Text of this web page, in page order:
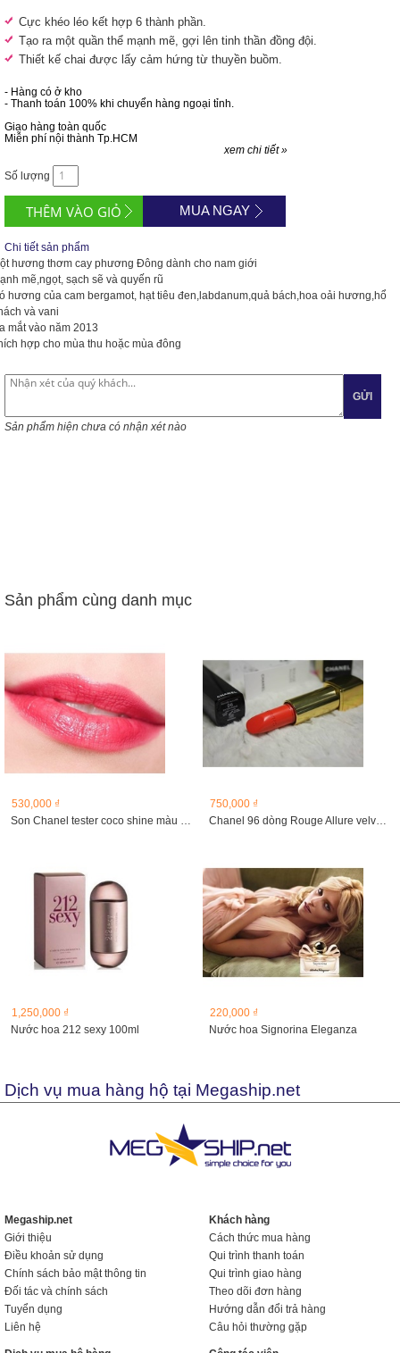
Cực khéo léo kết hợp 6 thành phần.
Tạo ra một quần thể mạnh mẽ, gợi lên tinh thần đồng đội.
Thiết kế chai được lấy cảm hứng từ thuyền buồm.
- Hàng có ở kho
- Thanh toán 100% khi chuyển hàng ngoại tỉnh.
Giao hàng toàn quốc
Miễn phí nội thành Tp.HCM
xem chi tiết »
Số lượng
MUA NGAY
Chi tiết sản phẩm
hương thơm cay phương Đông dành cho nam giới
mẽ,ngọt, sạch sẽ và quyến rũ
hương của cam bergamot, hạt tiêu đen,labdanum,quả bách,hoa oải hương,hổ
và vani
mắt vào năm 2013
hợp cho mùa thu hoặc mùa đông
GỬI
Sản phẩm hiện chưa có nhận xét nào
Sản phẩm cùng danh mục
530,000 ₫
Son Chanel tester coco shine màu 84 Dialogue (tester)
750,000 ₫
Chanel 96 dòng Rouge Allure velvet ( dòng son lì).
1,250,000 ₫
Nước hoa 212 sexy 100ml
220,000 ₫
Nước hoa Signorina Eleganza
Dịch vụ mua hàng hộ tại Megaship.net
Megaship.net
Giới thiệu
Điều khoản sử dụng
Chính sách bảo mật thông tin
Đối tác và chính sách
Tuyển dụng
Liên hệ
Khách hàng
Cách thức mua hàng
Qui trình thanh toán
Qui trình giao hàng
Theo dõi đơn hàng
Hướng dẫn đổi trả hàng
Câu hỏi thường gặp